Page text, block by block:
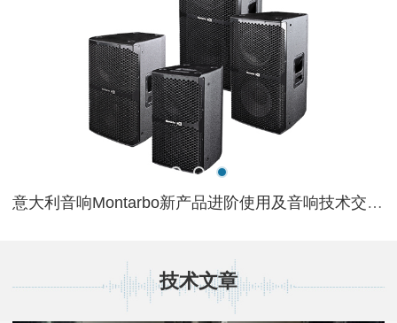
意大利音响Montarbo新产品进阶使用及音响技术交流培训将于北京开讲
技术文章